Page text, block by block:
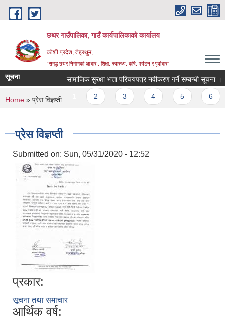
Skip to main content
छथर गाउँपालिका, गाउँ कार्यपालिकाको कार्यालय
कोशी प्रदेश, तेह्रथुम,
"समृद्ध छथर निर्माणको आधार : शिक्षा, स्वास्थ्य, कृषि, पर्यटन र पुर्वाधार”
सूचना सामाजिक सुरक्षा भत्ता परिचयपत्र नवीकरण गर्ने सम्बन्धी सूचना ।
Pages
1
You are here
Home » प्रेस विज्ञप्ती
प्रेस विज्ञप्ती
Submitted on: Sun, 05/31/2020 - 12:52
प्रकार:
सूचना तथा समाचार
आर्थिक वर्ष: